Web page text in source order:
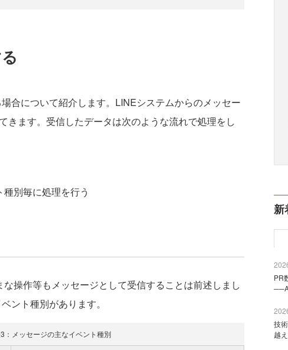
合について紹介します。LINEシステムからのメッセー
きます。受信したデータは次のような流れで処理をし
別毎に処理を行う
操作等もメッセージとして受信することは前述しまし
ント種別があります。
：メッセージの主なイベント種別
新
PR
技
越